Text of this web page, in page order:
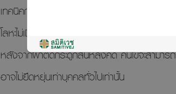
เทคนิคการผ่าตัดกระดูกสันหลังคด มีทั้งรูปแบบใส่
โลหะไม่เชื่อมกระดูก ที่ใช้กับคนไข้เด็กที่กระดูกสันห
หลังจากผ่าตัดกระดูกสันหลังคด คนไข้จะสามาร
อาจไม่ยืดหยุ่นเท่าบุคคลทั่วไปเท่านั้น